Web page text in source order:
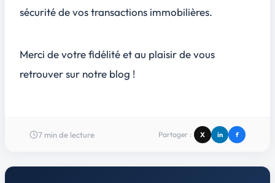
sécurité de vos transactions immobilières.
Merci de votre fidélité et au plaisir de vous
retrouver sur notre blog !
7 min de lecture Partager : X in f